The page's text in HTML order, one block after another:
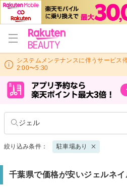
システムメンテナンスに伴うサービス
2:00〜5:30
ジェル
絞り込み条件： 駐車場あり
千葉県で価格が安いジェルネ